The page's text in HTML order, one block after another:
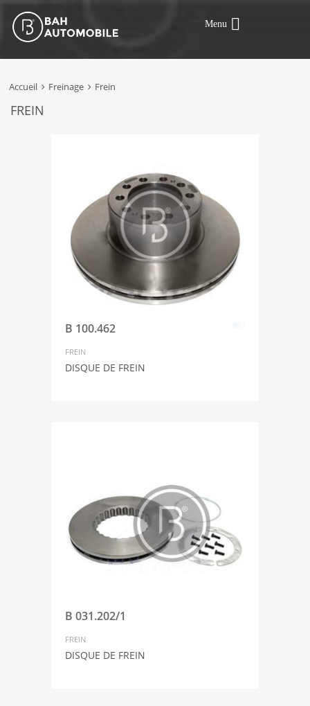
Menu
Accueil Freinage Frein
FREIN
B 100.462
FREIN
DISQUE DE FREIN
B 031.202/1
FREIN
DISQUE DE FREIN